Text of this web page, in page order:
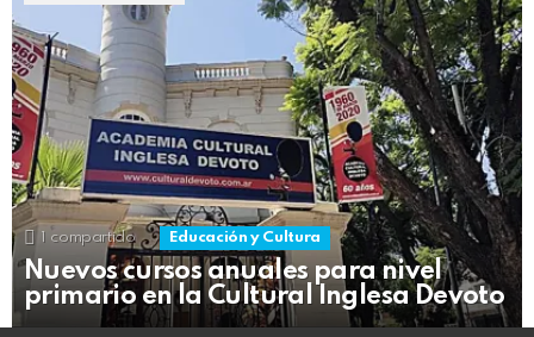
compartido Educación y Cultura
Nuevos cursos anuales para nivel
primario en la Cultural Inglesa Devoto